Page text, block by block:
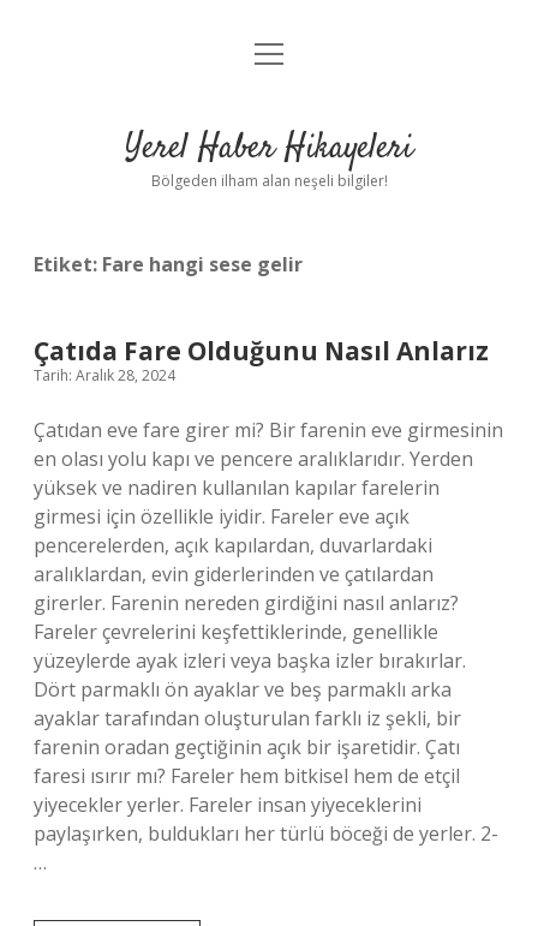
Anasayfa
Yasal Uyarı
menüyü
Yerel Haber Hikayeleri
Bölgeden ilham alan neşeli bilgiler!
Etiket: Fare hangi sese gelir
Çatıda Fare Olduğunu Nasıl Anlarız
Tarih: Aralık 28, 2024
Çatıdan eve fare girer mi? Bir farenin eve girmesinin
en olası yolu kapı ve pencere aralıklarıdır. Yerden
yüksek ve nadiren kullanılan kapılar farelerin
girmesi için özellikle iyidir. Fareler eve açık
pencerelerden, açık kapılardan, duvarlardaki
aralıklardan, evin giderlerinden ve çatılardan
girerler. Farenin nereden girdiğini nasıl anlarız?
Fareler çevrelerini keşfettiklerinde, genellikle
yüzeylerde ayak izleri veya başka izler bırakırlar.
Dört parmaklı ön ayaklar ve beş parmaklı arka
ayaklar tarafından oluşturulan farklı iz şekli, bir
farenin oradan geçtiğinin açık bir işaretidir. Çatı
faresi ısırır mı? Fareler hem bitkisel hem de etçil
yiyecekler yerler. Fareler insan yiyeceklerini
paylaşırken, buldukları her türlü böceği de yerler. 2-
…